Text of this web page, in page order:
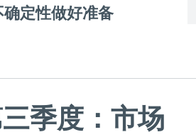
定性做好准备
季度：市场